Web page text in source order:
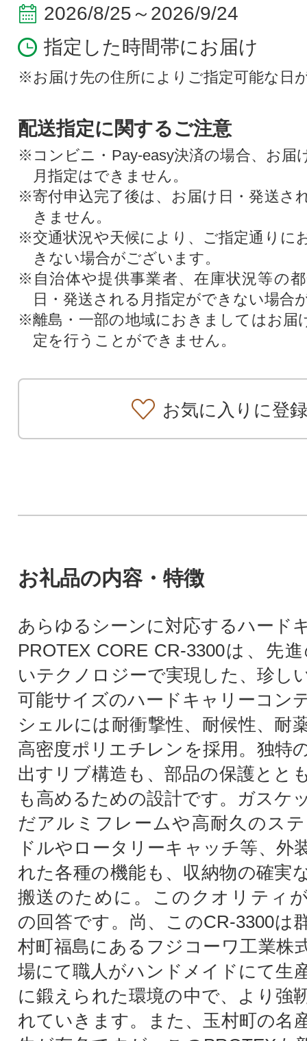
2026/8/25～2026/9/24
指定した時間帯にお届け
※お届け先の住所によりご指定可能な日
配送指定に関するご注意
※コンビニ・Pay-easy決済の場合、お届
月指定はできません。
※寄付申込完了後は、お届け日・発送さ
きません。
※交通状況や天候により、ご指定通りに
きない場合がございます。
※自治体や提供事業者、在庫状況等の
日・発送される月指定ができない場合
※離島・一部の地域におきましてはお届
定を行うことができません。
お気に入りに登録
お礼品の内容・特徴
あらゆるシーンに対応するハード
PROTEX CORE CR-3300は、先
いテクノロジーで実現した、珍し
可能サイズのハードキャリーコン
シェルには耐衝撃性、耐候性、耐
高密度ポリエチレンを採用。独特
出すリブ構造も、部品の保護とと
も高めるための設計です。ガスケ
だアルミフレームや高耐久のス
ドルやロータリーキャッチ等、外
れた各種の機能も、収納物の確実
搬送のために。このクオリティ
の回答です。尚、このCR-3300は
村町福島にあるフジコーワ工業
場にて職人がハンドメイドにて生
に鍛えられた環境の中で、より強
れていきます。また、玉村町の名